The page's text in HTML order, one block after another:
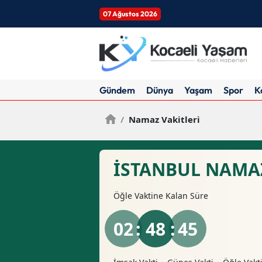
07 Ağustos 2026
Gündem Dünya Yaşam Spor
/ Namaz Vakitleri
İSTANBUL
Öğle Vaktine Kalan Süre
02: 48 :44